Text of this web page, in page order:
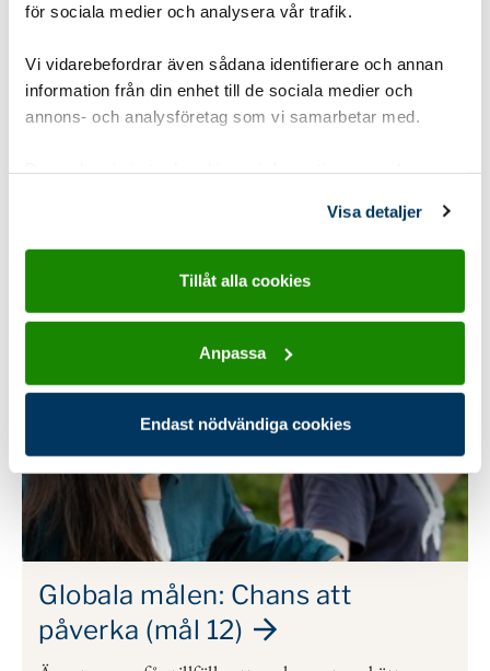
för sociala medier och analysera vår trafik.
Vi vidarebefordrar även sådana identifierare och annan
information från din enhet till de sociala medier och
annons- och analysföretag som vi samarbetar med.
samlat in när du har använt deras tjänster.
Visa detaljer
Tillåt alla cookies
Anpassa
Endast nödvändiga cookies
Gruppstorlek: 1-8 pers
Åldersgrupp: 8-10 år Spårarscout,10-12 år
Upptäckarscout,12-15 år Äventyrarscout
15-19 år Utmanarscout
Typ: Internationellt program,Samhällsengagemang
Globala målen: Chans att
påverka (mål 12)